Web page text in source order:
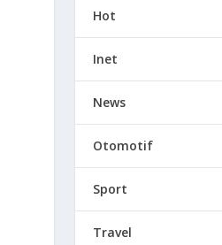
Hot
Inet
News
Otomotif
Sport
Travel